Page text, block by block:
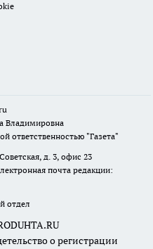
Владимировна
ответственностью "Газета"
д. 3, офис 23
почта редакции:
отдел
о регистрации